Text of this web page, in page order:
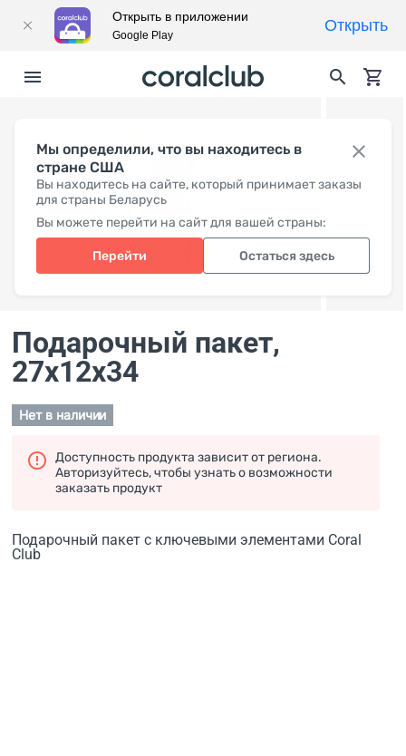
Мы определили, что вы находитесь в
стране США
Вы находитесь на сайте, который принимает заказы
для страны Беларусь
Вы можете перейти на сайт для вашей страны:
Перейти Остаться здесь
Подарочный пакет,
27x12x34
Нет в наличии
Подарочный пакет с ключевыми элементами Coral
Club
Доступность продукта зависит от региона.
Авторизуйтесь, чтобы узнать о возможности
заказать продукт
Открыть в приложении
Google Play
Открыть